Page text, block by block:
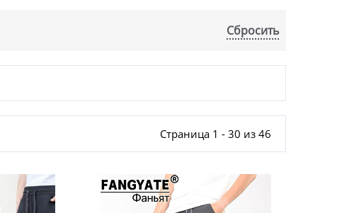
Сбросить
Страница 1 - 30 из 46